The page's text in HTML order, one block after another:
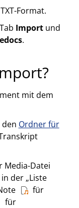
Format.
Import und
.
mit dem
Ordner für
Media-Datei
der „Liste
für
für